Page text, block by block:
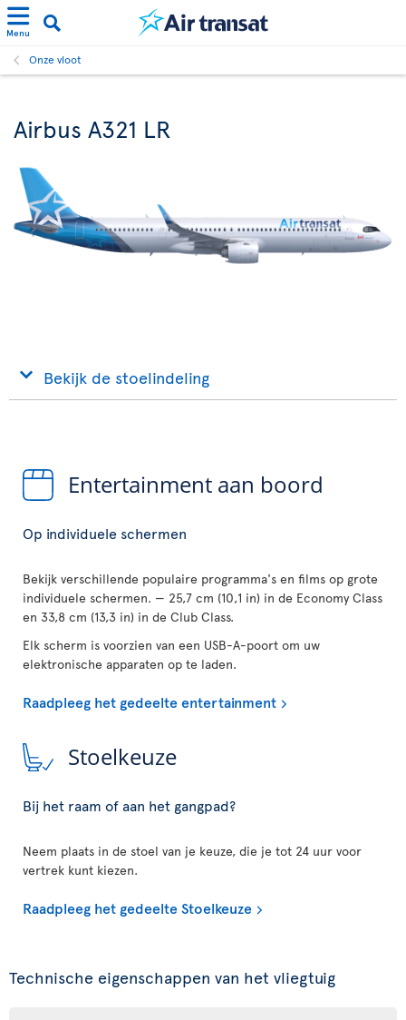
Menu
Onze vloot
Airbus A321 LR
Bekijk de stoelindeling
Entertainment aan boord
Op individuele schermen
Bekijk verschillende populaire programma's en films op grote
individuele schermen. — 25,7 cm (10,1 in) in de Economy Class
en 33,8 cm (13,3 in) in de Club Class.
Elk scherm is voorzien van een USB-A-poort om uw
elektronische apparaten op te laden.
Raadpleeg het gedeelte entertainment
Stoelkeuze
Bij het raam of aan het gangpad?
Neem plaats in de stoel van je keuze, die je tot 24 uur voor
vertrek kunt kiezen.
Raadpleeg het gedeelte Stoelkeuze
Technische eigenschappen van het vliegtuig